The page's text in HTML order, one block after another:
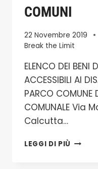
COMUNI
22 Novembre 2019
Break the Limit
ELENCO DEI BENI
ACCESSIBILI AI
PARCO
COMUNALE Via
Calcutta…
LEGGI DI PIÙ BREAK